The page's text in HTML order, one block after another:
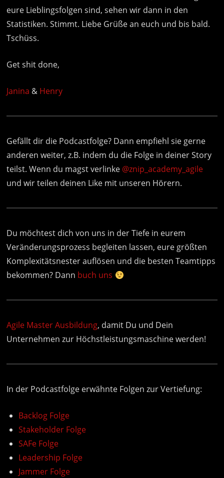
eure Lieblingsfolgen sind, sehen wir dann in den
Statistiken. Stimmt. Liebe Grüße an euch und bis bald.
Tschüss.
Get shit done,
Janina & Henry
Gefällt dir die Podcastfolge? Dann empfiehl sie gerne
anderen weiter, z.B. indem du die Folge in deiner Story
teilst. Wenn du magst verlinke @znip_academy_agile
und wir teilen deinen Like mit unseren Hörern.
Du möchtest dich von uns in der Tiefe in eurem
Veränderungsprozess begleiten lassen, eure größten
Komplexitätsnester auflösen und die besten Teamtipps
bekommen? Dann buch uns
Agile Master Ausbildung, damit Du und Dein
Unternehmen zur Höchstleistungsmaschine werden!
In der Podcastfolge erwähnte Folgen zur Vertiefung:
Backlog Folge
Stakeholder Folge
SAFe Folge
Leadership Folge
Jammer Folge